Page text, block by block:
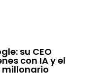
su CEO
con IA y el
millonario